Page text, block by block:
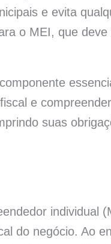
e evita
o MEI, que
e
suas
individual
do negócio. Ao